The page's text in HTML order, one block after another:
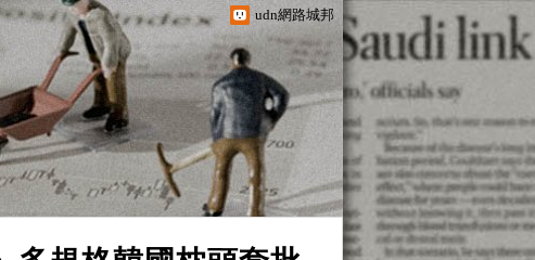
udn網路城邦